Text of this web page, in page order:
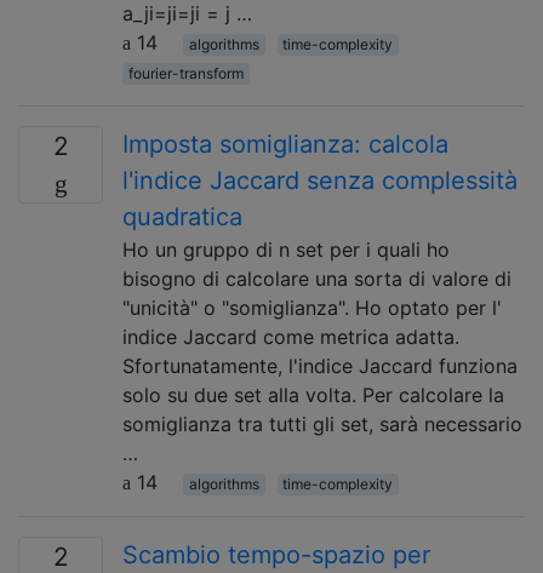
a_ji=ji=ji = j …
14
algorithms
time-complexity
fourier-transform
2
Imposta somiglianza: calcola
l'indice Jaccard senza complessità
quadratica
Ho un gruppo di n set per i quali ho
bisogno di calcolare una sorta di valore di
"unicità" o "somiglianza". Ho optato per l'
indice Jaccard come metrica adatta.
Sfortunatamente, l'indice Jaccard funziona
solo su due set alla volta. Per calcolare la
somiglianza tra tutti gli set, sarà necessario
…
14
algorithms time-complexity
2
Scambio tempo-spazio per